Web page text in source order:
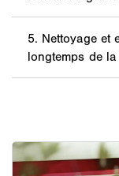
mesure en FPU
dire facteur de
variantes de
décider pour le